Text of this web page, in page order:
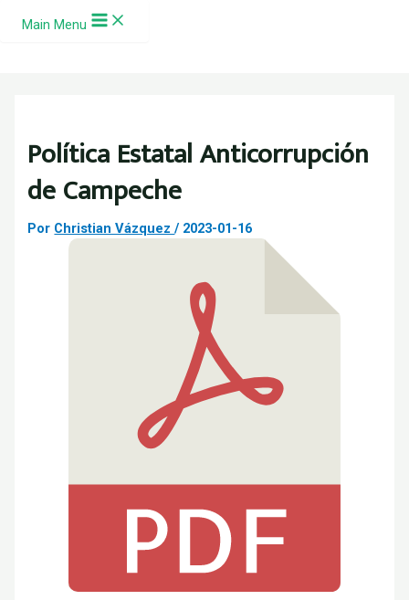
Ir al contenido
Main Menu
Política Estatal Anticorrupción
de Campeche
Por Christian Vázquez/ 2023-01-16